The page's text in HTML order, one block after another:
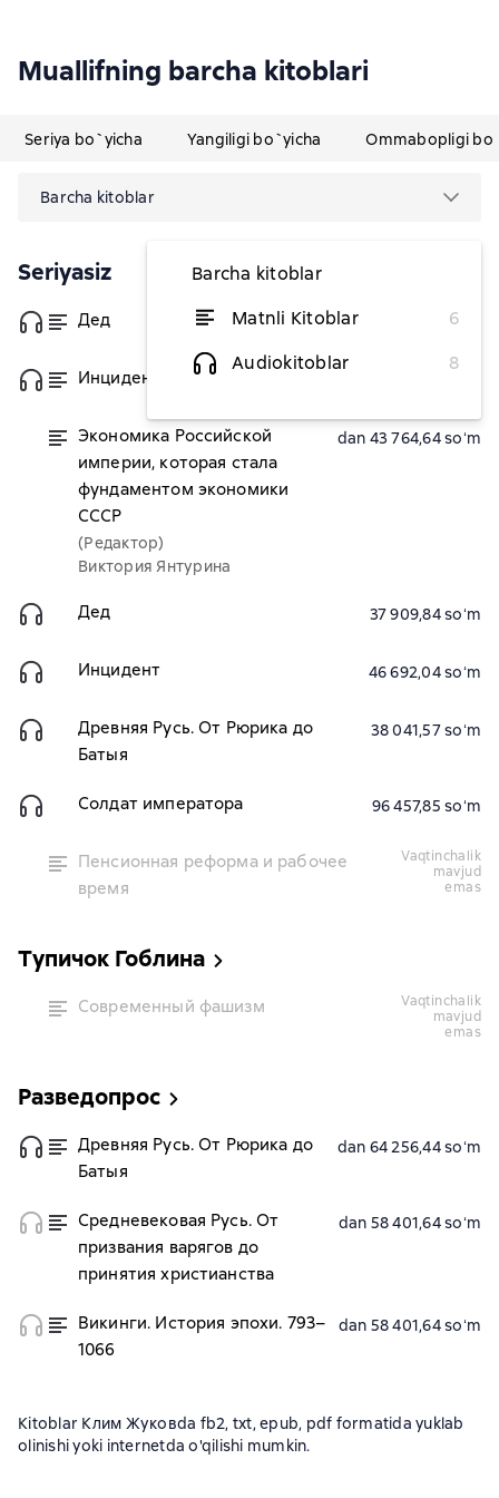
Muallifning barcha kitoblari
Seriya bo`yicha Yangiligi bo`yicha Ommabopligi
Barcha kitoblar
Barcha kitoblar
Matnli Kitoblar
6
Audiokitoblar
8
Seriyasiz
Дед dan 58 401,64 soʻm
Инцидент
Экономика Российской
империи, которая стала
фундаментом экономики
СССР
(Редактор)
Виктория Янтурина
dan 43 764,64 soʻm
Дед 37 909,84 soʻm
Инцидент 46 692,04 soʻm
Древняя Русь. От Рюрика до
Батыя
38 041,57 soʻm
Солдат императора 96 457,85 soʻm
Пенсионная реформа и рабочее
время
vaqtinchalik
mavjud
emas
Тупичок Гоблина
Современный фашизм
vaqtinchalik
mavjud
emas
Разведопрос
Древняя Русь. От Рюрика до
Батыя
dan 64 256,44 soʻm
Средневековая Русь. От
призвания варягов до
принятия христианства
dan 58 401,64 soʻm
Викинги. История эпохи. 793–
1066
dan 58 401,64 soʻm
Kitoblar Клим Жуковda fb2, txt, epub, pdf formatida yuklab
olinishi yoki internetda o'qilishi mumkin.